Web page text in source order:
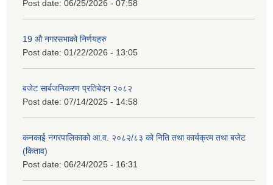
Post date: 06/25/2026 - 07:58
19 औ नगरसभाको निर्णयहरु
Post date: 01/22/2026 - 13:05
बजेट सार्बजनिकरण प्रतिबेदन २०८२
Post date: 07/14/2025 - 14:58
कनकाई नगरपालिकाको आ.व. २०८२/८३ को निति तथा कार्यक्रम तथा बजेट
(किताव)
Post date: 06/24/2025 - 16:31